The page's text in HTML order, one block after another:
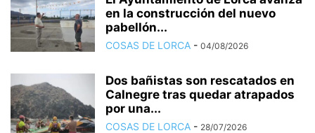
en la construcción del nuevo
pabellón...
COSAS DE LORCA - 04/08/2026
Dos bañistas son rescatados en
Calnegre tras quedar atrapados
por una...
COSAS DE LORCA - 28/07/2026